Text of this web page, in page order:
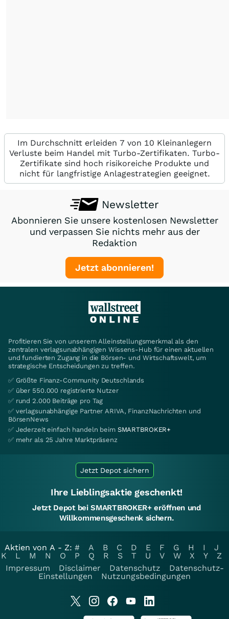
Im Durchschnitt erleiden 7 von 10 Kleinanlegern
Verluste beim Handel mit Turbo-Zertifikaten. Turbo-
Zertifikate sind hoch risikoreiche Produkte und
nicht für langfristige Anlagestrategien geeignet.
Newsletter
Abonnieren Sie unsere kostenlosen Newsletter
und verpassen Sie nichts mehr aus der
Redaktion
Jetzt abonnieren!
Profitieren Sie von unserem Alleinstellungsmerkmal als den
zentralen verlagsunabhängigen Wissens-Hub für einen aktuellen
und fundierten Zugang in die Börsen- und Wirtschaftswelt, um
strategische Entscheidungen zu treffen.
✅ Größte Finanz-Community Deutschlands
✅ über 550.000 registrierte Nutzer
✅ rund 2.000 Beiträge pro Tag
✅ verlagsunabhängige Partner ARIVA, FinanzNachrichten und
BörsenNews
✅ Jederzeit einfach handeln beim SMARTBROKER+
✅ mehr als 25 Jahre Marktpräsenz
Jetzt Depot sichern
Ihre Lieblingsaktie geschenkt!
Jetzt Depot bei SMARTBROKER+ eröffnen und
Willkommensgeschenk sichern.
Aktien von A - Z: # A B C D E F G H I
J
K
L M N O P Q R S T U V W X Y
Z
Impressum
Disclaimer Datenschutz
Datenschutz-
Einstellungen
Nutzungsbedingungen